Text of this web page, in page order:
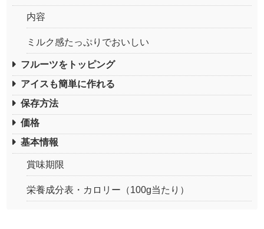
内容
ミルク感たっぷりでおいしい
フルーツをトッピング
アイスも簡単に作れる
保存方法
価格
基本情報
賞味期限
栄養成分表・カロリー（100g当たり）